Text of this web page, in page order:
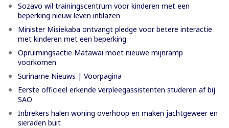
Sozavo wil trainingscentrum voor kinderen met een
beperking nieuw leven inblazen
Minister Misiekaba ontvangt pledge voor betere interactie
met kinderen met een beperking
Opruimingsactie Matawai moet nieuwe mijnramp
voorkomen
Suriname Nieuws | Voorpagina
Eerste officieel erkende verpleegassistenten studeren af bij
SAO
Inbrekers halen woning overhoop en maken jachtgeweer en
sieraden buit